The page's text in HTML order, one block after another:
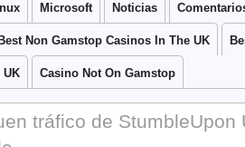
Microsoft Noticias
Best Non Gamstop Casinos In The UK
UK Casino Not On Gamstop
tráfico de StumbleUpon